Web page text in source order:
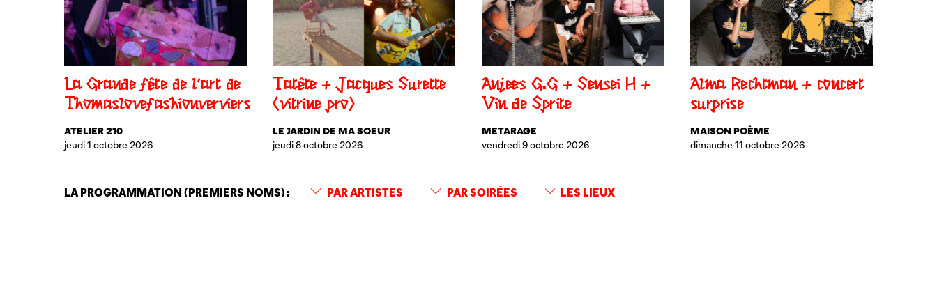
La Grande fête de l’art de
Thomaslovefashionverviers
ATELIER 210
jeudi 1 octobre 2026
Tatête + Jacques Surette
(vitrine pro)
LE JARDIN DE MA SOEUR
jeudi 8 octobre 2026
Anjees G.G + Sensei H +
Vin de Sprite
METARAGE
vendredi 9 octobre 2026
Alma Rechtman + concert
surprise
MAISON POÈME
dimanche 11 octobre 2026
LA PROGRAMMATION (PREMIERS NOMS) : PAR ARTISTES PAR SOIRÉES LES LIEUX